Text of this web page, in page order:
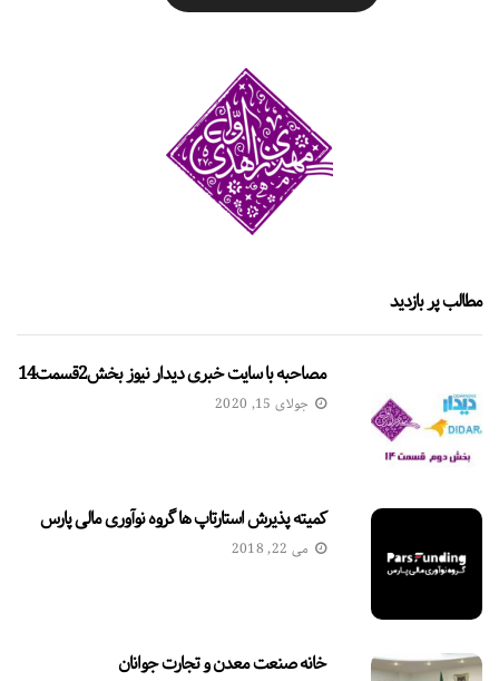
مطالب پر بازدید
مصاحبه با سایت خبری دیدار نیوز بخش2قسمت14
جولای 15, 2020
کمیته پذیرش استارتاپ ها گروه نوآوری مالی پارس
می 22, 2018
خانه صنعت معدن و تجارت جوانان